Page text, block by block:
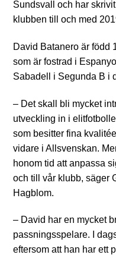
Sundsvall och har
klubben till och med
David Batanero är född
som är fostrad i
Sabadell i Segunda B i
– Det skall bli mycket
utveckling in i
som besitter fina
vidare i Allsvenskan.
honom tid att anpassa
och till vår klubb, säger
Hagblom.
– David har en mycket
passningsspelare. I
eftersom att han har ett